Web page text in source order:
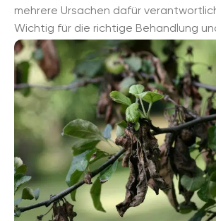
mehrere Ursachen dafür
Wichtig für die richtige Behandlung
Vermeidung weiterer Schäden ist